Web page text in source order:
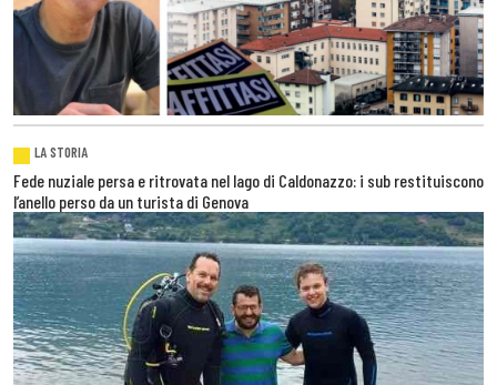
LA STORIA
Fede nuziale persa e ritrovata nel lago di Caldonazzo: i sub restituiscono
l’anello perso da un turista di Genova